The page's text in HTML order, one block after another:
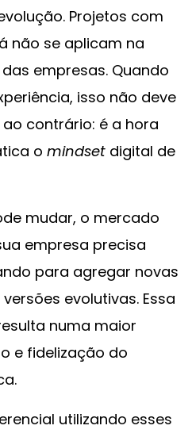
Projetos com
não se aplicam na
empresas. Quando
isso não deve
contrário: é a hora
o mindset digital de
mudar, o mercado
empresa precisa
para agregar novas
evolutivas. Essa
numa maior
e fidelização do
utilizando esses